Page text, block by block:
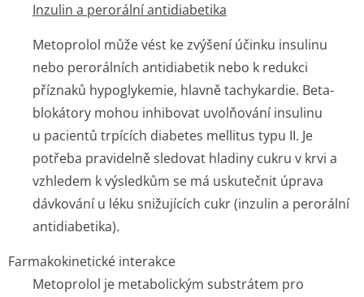
Inzulin a perorální antidiabetika
Metoprolol může vést ke zvýšení účinku insulinu
nebo perorálních antidiabetik nebo k redukci
příznaků hypoglykemie, hlavně tachykardie. Beta-
blokátory mohou inhibovat uvolňování insulinu
u pacientů trpících diabetes mellitus typu II. Je
potřeba pravidelně sledovat hladiny cukru v krvi a
vzhledem k výsledkům se má uskutečnit úprava
dávkování u léku snižujících cukr (inzulin a perorální
antidiabetika).
Farmakokinetické interakce
Metoprolol je metabolickým substrátem pro